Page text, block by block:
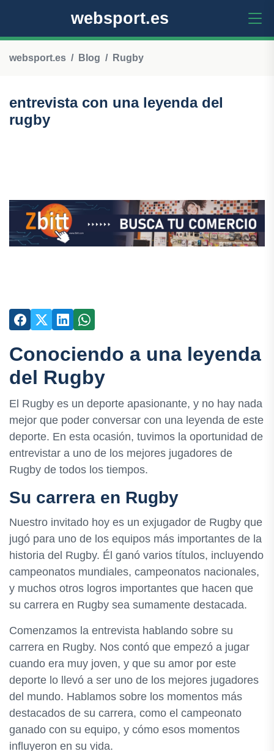
websport.es
websport.es Blog Rugby
entrevista con una leyenda del
rugby
Conociendo a una leyenda
del Rugby
El Rugby es un deporte apasionante, y no hay nada
mejor que poder conversar con una leyenda de este
deporte. En esta ocasión, tuvimos la oportunidad de
entrevistar a uno de los mejores jugadores de
Rugby de todos los tiempos.
Su carrera en Rugby
Nuestro invitado hoy es un exjugador de Rugby que
jugó para uno de los equipos más importantes de la
historia del Rugby. Él ganó varios títulos, incluyendo
campeonatos mundiales, campeonatos nacionales,
y muchos otros logros importantes que hacen que
su carrera en Rugby sea sumamente destacada.
Comenzamos la entrevista hablando sobre su
carrera en Rugby. Nos contó que empezó a jugar
cuando era muy joven, y que su amor por este
deporte lo llevó a ser uno de los mejores jugadores
del mundo. Hablamos sobre los momentos más
destacados de su carrera, como el campeonato
ganado con su equipo, y cómo esos momentos
influyeron en su vida.